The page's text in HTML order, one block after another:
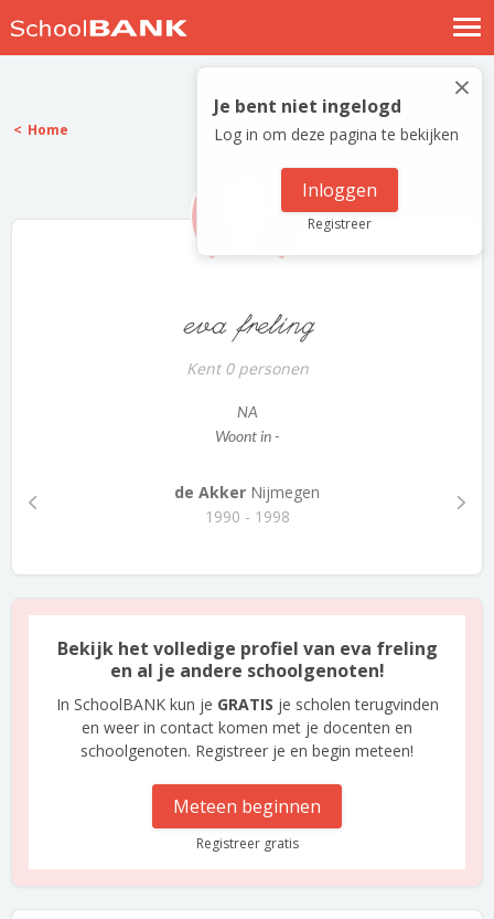
Nostalgische verhalen
Log in
Meld je gratis aan
×
Je bent niet ingelogd
Log in om deze pagina te bekijken
Inloggen
Registreer
Home
eva freling
Kent 0 personen
NA
Woont in -
de Akker Nijmegen
1990 - 1998
Bekijk het volledige profiel van eva freling
en al je andere schoolgenoten!
In SchoolBANK kun je GRATIS je scholen terugvinden
en weer in contact komen met je docenten en
schoolgenoten. Registreer je en begin meteen!
Meteen beginnen
Registreer gratis